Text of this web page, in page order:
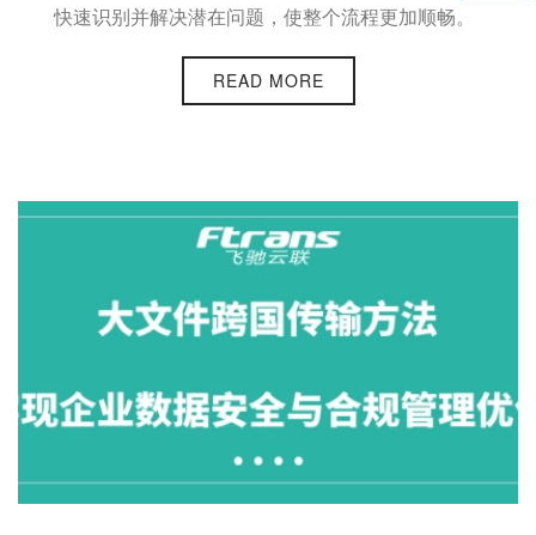
快速识别并解决潜在问题，使整个流程更加顺畅。
READ MORE